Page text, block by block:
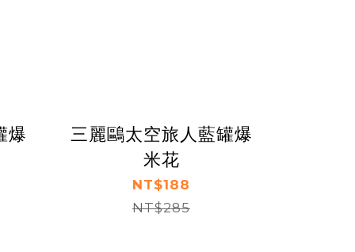
爆
三麗鷗太空旅人藍罐爆
米花
NT$188
NT$285